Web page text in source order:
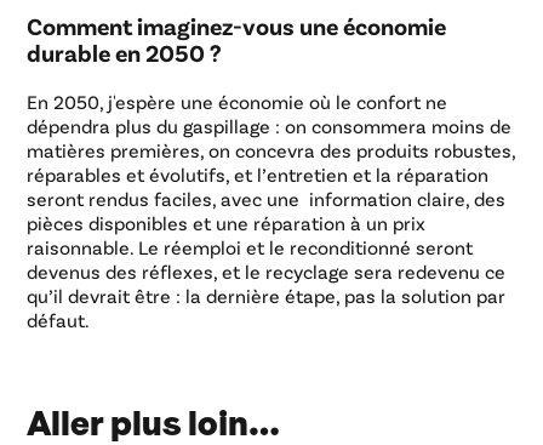
Comment imaginez-vous une économie
durable en 2050 ?
En 2050, j'espère une économie où le confort ne
dépendra plus du gaspillage : on consommera moins de
matières premières, on concevra des produits robustes,
réparables et évolutifs, et l’entretien et la réparation
seront rendus faciles, avec une information claire, des
pièces disponibles et une réparation à un prix
raisonnable. Le réemploi et le reconditionné seront
devenus des réflexes, et le recyclage sera redevenu ce
qu’il devrait être : la dernière étape, pas la solution par
défaut.
Aller plus loin…